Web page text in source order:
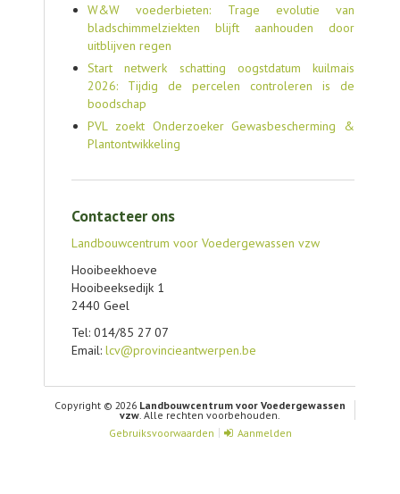
W&W voederbieten: Trage evolutie van
bladschimmelziekten blijft aanhouden door
uitblijven regen
Start netwerk schatting oogstdatum kuilmais
2026: Tijdig de percelen controleren is de
boodschap
PVL zoekt Onderzoeker Gewasbescherming &
Plantontwikkeling
Contacteer ons
Landbouwcentrum voor Voedergewassen vzw
Hooibeekhoeve
Hooibeeksedijk 1
2440 Geel
Tel: 014/85 27 07
Email: lcv@provincieantwerpen.be
Copyright © 2026 Landbouwcentrum voor Voedergewassen
vzw. Alle rechten voorbehouden.
Gebruiksvoorwaarden
Aanmelden